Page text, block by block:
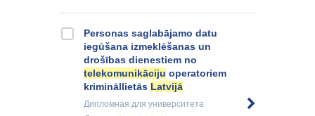
Personas saglabājamo datu
iegūšana izmeklēšanas un
drošības dienestiem no
telekomunikāciju operatoriem
krimināllietās Latvijā
Дипломная для университета